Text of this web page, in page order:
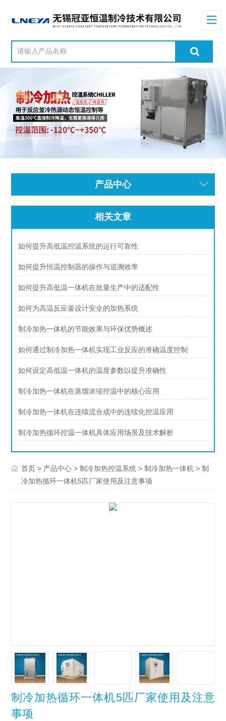
产品中心
相关文章
如何提升高低温控温系统的运行可靠性
如何提升恒温控制器的操作与追溯效率
如何提升高低温一体机在批量生产中的适配性
如何为高温反应釜设计安全的加热系统
制冷加热一体机的节能效果与环保优势概述
如何通过制冷加热一体机实现工业反应的准确温度控制
如何设定高低温一体机的温度参数以提升准确性
制冷加热一体机在蒸馏浓缩控温中的核心应用
制冷加热一体机在连续流合成中的连续化控温应用
制冷加热循环控温一体机具体应用场景及技术解析
首页 > 产品中心 >制冷加热控温系统 >制冷加热一体机 > 制
冷加热循环一体机5匹厂家使用及注意事项
制冷加热循环一体机5匹厂家使用及注意
事项